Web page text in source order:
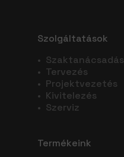
Szolgáltatások
• Szaktanácsadás
• Tervezés
• Projektvezetés
• Kivitelezés
• Szerviz
Termékeink